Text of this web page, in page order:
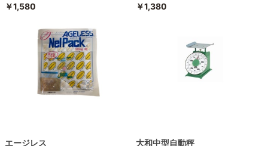
￥1,580 ￥1,380
エージレス 大和中型自動秤